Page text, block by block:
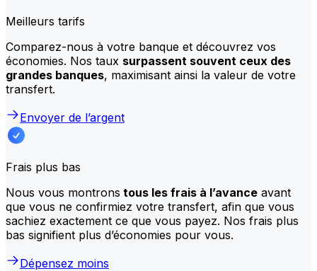
Meilleurs tarifs
Comparez-nous à votre banque et découvrez vos
économies. Nos taux surpassent souvent ceux des
grandes banques, maximisant ainsi la valeur de votre
transfert.
Envoyer de l’argent
Frais plus bas
Nous vous montrons tous les frais à l’avance avant
que vous ne confirmiez votre transfert, afin que vous
sachiez exactement ce que vous payez. Nos frais plus
bas signifient plus d’économies pour vous.
Dépensez moins